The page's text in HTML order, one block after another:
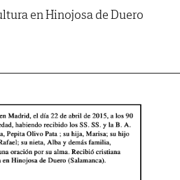
en Hinojosa de Duero